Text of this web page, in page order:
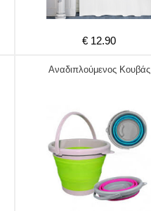
€ 12.90
Αναδιπλούμενος Κουβάς